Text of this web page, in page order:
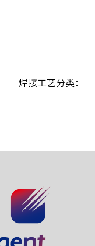
焊接工艺分类：